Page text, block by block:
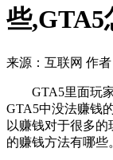
些,GTA5
来源：互联网 作
GTA5里面玩家
GTA5中没法赚钱
以赚钱对于很多
的赚钱方法有哪些